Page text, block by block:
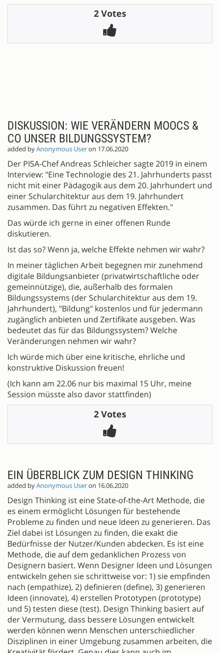
2 Votes
DISKUSSION: WIE VERÄNDERN MOOCS &
CO UNSER BILDUNGSSYSTEM?
added byAnonymous Useron 17.06.2020
Der PISA-Chef Andreas Schleicher sagte 2019 in einem
Interview: "Eine Technologie des 21. Jahrhunderts passt
nicht mit einer Pädagogik aus dem 20. Jahrhundert und
einer Schularchitektur aus dem 19. Jahrhundert
zusammen. Das führt zu negativen Effekten."
Das würde ich gerne in einer offenen Runde
diskutieren.
Ist das so? Wenn ja, welche Effekte nehmen wir wahr?
In meiner täglichen Arbeit begegnen mir zunehmend
digitale Bildungsanbieter (privatwirtschaftliche oder
gemeinnützige), die, außerhalb des formalen
Bildungssystems (der Schularchitektur aus dem 19.
Jahrhundert), "Bildung" kostenlos und für jedermann
zugänglich anbieten und Zertifikate ausgeben. Was
bedeutet das für das Bildungssystem? Welche
Veränderungen nehmen wir wahr?
Ich würde mich über eine kritische, ehrliche und
konstruktive Diskussion freuen!
(Ich kann am 22.06 nur bis maximal 15 Uhr, meine
Session müsste also davor stattfinden)
2 Votes
EIN ÜBERBLICK ZUM DESIGN THINKING
added byAnonymous Useron 16.06.2020
Design Thinking ist eine State-of-the-Art Methode, die
es einem ermöglicht Lösungen für bestehende
Probleme zu finden und neue Ideen zu generieren. Das
Ziel dabei ist Lösungen zu finden, die exakt die
Bedürfnisse der Nutzer/Kunden abdecken. Es ist eine
Methode, die auf dem gedanklichen Prozess von
Designern basiert. Wenn Designer Ideen und Lösungen
entwickeln gehen sie schrittweise vor: 1) sie empfinden
nach (empathize), 2) definieren (define), 3) generieren
Ideen (innovate), 4) erstellen Prototypen (prototype)
und 5) testen diese (test). Design Thinking basiert auf
der Vermutung, dass bessere Lösungen entwickelt
werden können wenn Menschen unterschiedlicher
Disziplinen in einer Umgebung zusammen arbeiten, die